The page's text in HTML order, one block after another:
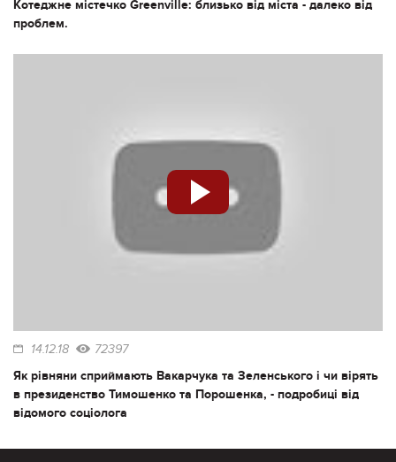
Котеджне містечко Greenville: близько від міста - далеко від
проблем.
14.12.18 72397
Як рівняни сприймають Вакарчука та Зеленського і чи вірять
в президенство Тимошенко та Порошенка, - подробиці від
відомого соціолога